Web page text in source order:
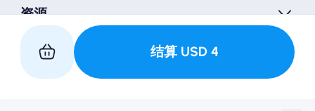
结算 USD 4
资源
与我们合作